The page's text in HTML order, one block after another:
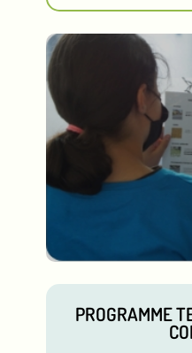
PROGRAMME